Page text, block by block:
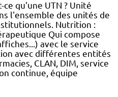
qu'une UTN ? Unité
l'ensemble des unités de
Nutrition :
Qui compose
avec le service
avec différentes entités
CLAN, DIM, service
continue, équipe